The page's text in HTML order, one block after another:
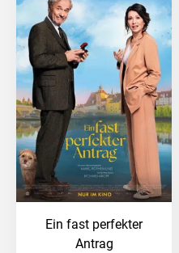
Ein fast perfekter
Antrag